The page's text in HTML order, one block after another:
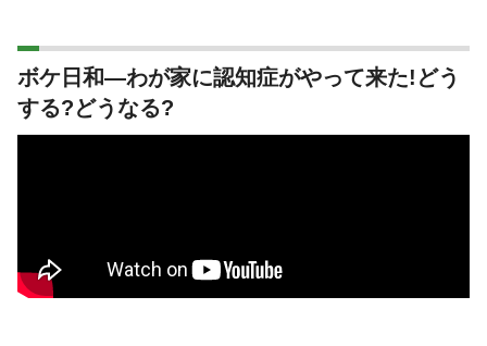
ボケ日和―わが家に認知症がやって来た!どう
する?どうなる?